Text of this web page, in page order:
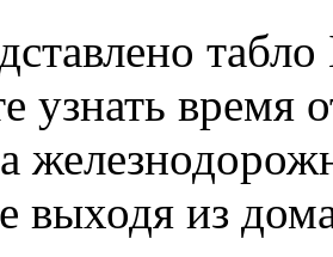
узнать время
выходя из